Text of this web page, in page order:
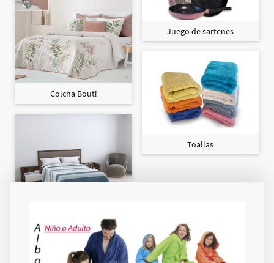
Colcha Bouti
Colcha Maxi
Juego de sartenes
Toallas